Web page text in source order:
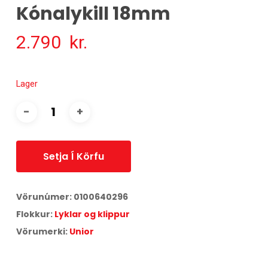
Kónalykill 18mm
2.790 kr.
Lager
Setja Í Körfu
Vörunúmer: 0100640296
Flokkur: Lyklar og klippur
Vörumerki: Unior